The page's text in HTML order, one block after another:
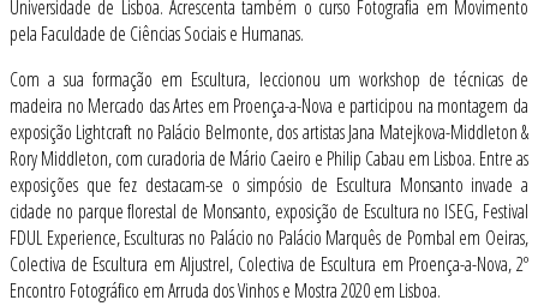
Universidade de Lisboa. Acrescenta também o curso Fotografia em Movimento
pela Faculdade de Ciências Sociais e Humanas.
Com a sua formação em Escultura, leccionou um workshop de técnicas de
madeira no Mercado das Artes em Proença-a-Nova e participou na montagem da
exposição Lightcraft no Palácio Belmonte, dos artistas Jana Matejkova-Middleton &
Rory Middleton, com curadoria de Mário Caeiro e Philip Cabau em Lisboa. Entre as
exposições que fez destacam-se o simpósio de Escultura Monsanto invade a
cidade no parque florestal de Monsanto, exposição de Escultura no ISEG, Festival
FDUL Experience, Esculturas no Palácio no Palácio Marquês de Pombal em Oeiras,
Colectiva de Escultura em Aljustrel, Colectiva de Escultura em Proença-a-Nova, 2º
Encontro Fotográfico em Arruda dos Vinhos e Mostra 2020 em Lisboa.